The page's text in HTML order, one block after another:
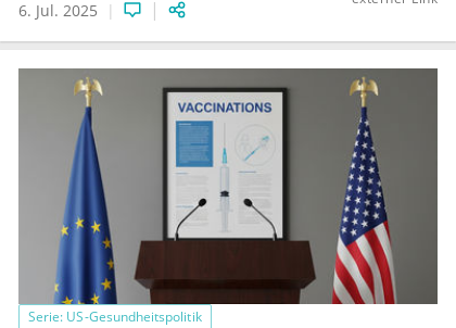
6. Jul. 2025
Serie: US-Gesundheitspolitik